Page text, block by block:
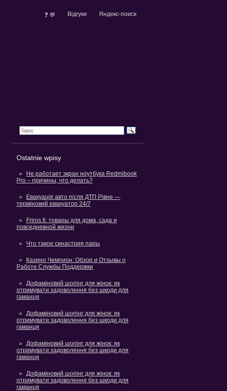
❓ 💬 Відгуки Яндекс-поиск
Ostatnie wpisy
Не работает экран ноутбука Redmibook
Pro – причины, что делать?
Евакуація авто після ДТП Рівне —
терміновий евакуатор 24/7
Friros.fi: товары для дома, сада и
повседневной жизни
Что такое синастрия пары
Казино Чемпион: Обзор и Отзывы о
Работе Службы Поддержки
Дофаміновий шопінг для жінок: як
отримувати задоволення без шкоди для
гаманця
Дофаміновий шопінг для жінок: як
отримувати задоволення без шкоди для
гаманця
Дофаміновий шопінг для жінок: як
отримувати задоволення без шкоди для
гаманця
Дофаміновий шопінг для жінок: як
отримувати задоволення без шкоди для
гаманця